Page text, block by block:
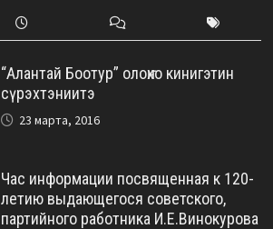
“Алантай Боотур” олоҥхо кинигэтин
сүрэхтэниитэ
23 марта, 2016
Час информации посвященная к 120-
летию выдающегося советского,
партийного работника И.Е.Винокурова